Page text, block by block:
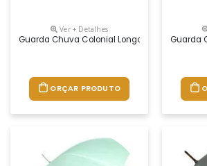
Ver + Detalhes
Guarda Chuva Colonial Longo, Nylon
ORÇAR PRODUTO
Guarda